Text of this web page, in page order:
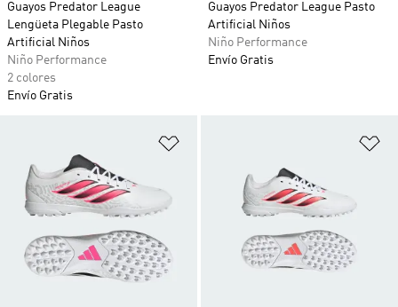
Guayos Predator League
Lengüeta Plegable Pasto
Artificial Niños
Niño Performance
2 colores
Envío Gratis
Guayos Predator League Pasto
Artificial Niños
Niño Performance
Envío Gratis